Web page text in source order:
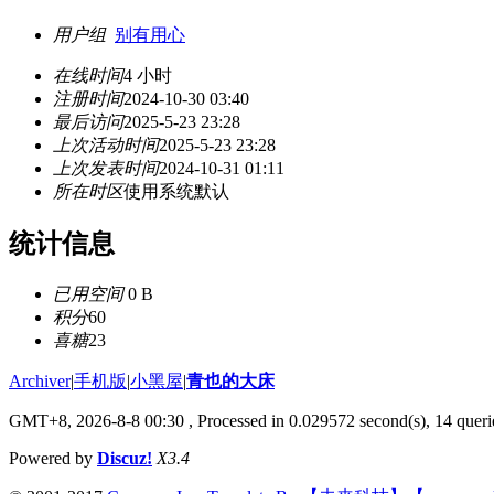
用户组 别有用心
在线时间4 小时
注册时间2024-10-30 03:40
最后访问2025-5-23 23:28
上次活动时间2025-5-23 23:28
上次发表时间2024-10-31 01:11
所在时区使用系统默认
统计信息
已用空间0 B
积分60
喜糖23
Archiver|手机版|小黑屋|青也的大床
GMT+8, 2026-8-8 00:30 , Processed in 0.029572 second(s), 14
Powered by Discuz! X3.4